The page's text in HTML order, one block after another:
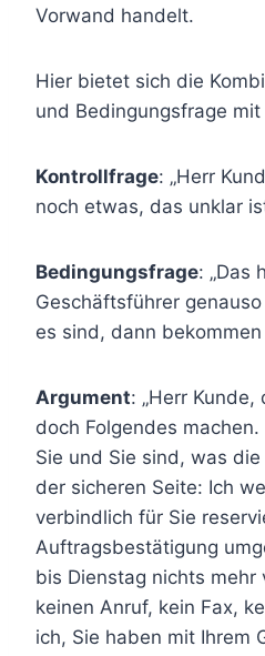
Vorwand handelt.
Hier bietet sich die
und Bedingungsfrage
Kontrollfrage: „Herr
noch etwas, das unklar
Bedingungsfrage: „Das
Geschäftsführer
es sind, dann
Argument: „Herr Kunde,
doch Folgendes
Sie und Sie sind, was
der sicheren Seite: Ich
verbindlich für Sie
Auftragsbestätigung
bis Dienstag nichts mehr
keinen Anruf, kein Fax,
ich, Sie haben mit Ihrem